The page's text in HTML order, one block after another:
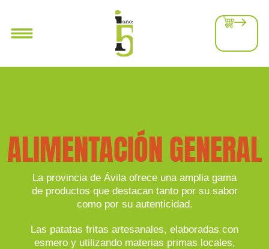
ALIMENTACIÓN GENERAL
La provincia de Ávila ofrece una amplia gama
de productos que destacan tanto por su sabor
como por su autenticidad.
Las patatas fritas artesanales, elaboradas con
esmero y utilizando materias primas locales,